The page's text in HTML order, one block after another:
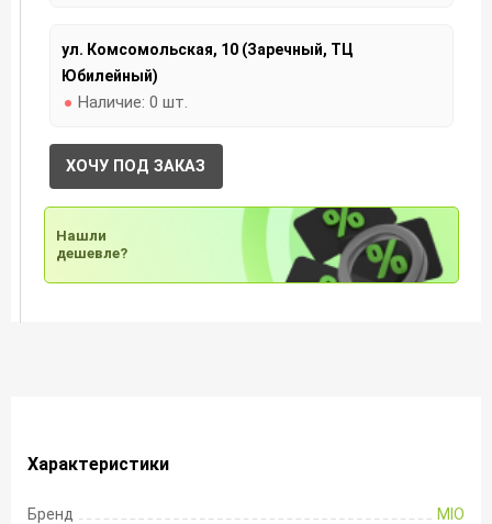
ул. Комсомольская, 10 (Заречный, ТЦ
Юбилейный)
Наличие: 0 шт.
ХОЧУ ПОД ЗАКАЗ
Нашли
дешевле?
Характеристики
Бренд
MIO